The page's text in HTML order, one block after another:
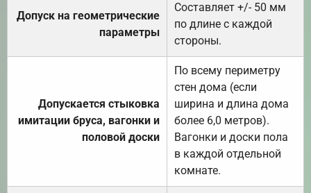
Допуск на геометрические
параметры
Составляет +/- 50 мм
по длине с каждой
стороны.
Допускается стыковка
имитации бруса, вагонки и
половой доски
По всему периметру
стен дома (если
ширина и длина дома
более 6,0 метров).
Вагонки и доски пола
в каждой отдельной
комнате.